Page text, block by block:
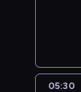
05:30